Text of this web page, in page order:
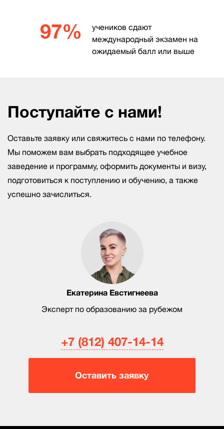
97%
учеников сдают
международный экзамен на
ожидаемый балл или выше
Поступайте с нами!
Екатерина Евстигнеева
Эксперт по образованию за рубежом
Оставьте заявку или свяжитесь с нами по телефону.
Мы поможем вам выбрать подходящее учебное
заведение и программу, оформить документы и визу,
подготовиться к поступлению и обучению, а также
успешно зачислиться.
+7 (812) 407-14-14
Оставить заявку